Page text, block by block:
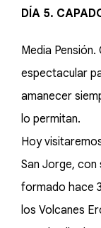
DÍA 5.
Media
espectacular
amanecer
lo permitan.
Hoy
San Jorge, con
formado hace
los Volcanes